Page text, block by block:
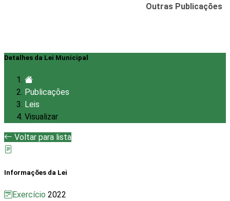
Outras Publicações
Detalhes da Lei Municipal
Publicações
Leis
Visualizar
Voltar para lista
Informações da Lei
Exercício 2022